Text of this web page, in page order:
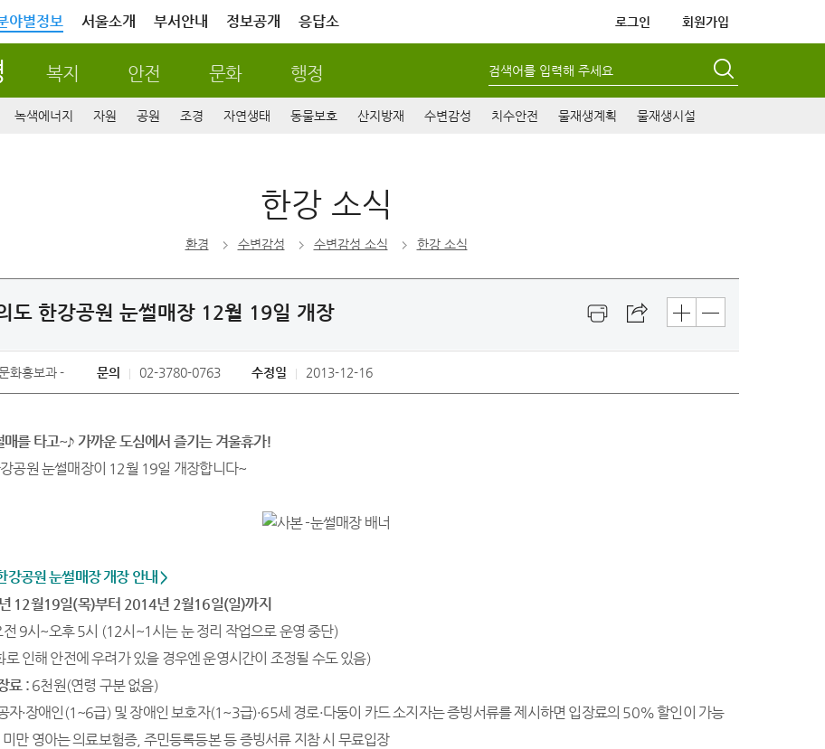
야별정보 서울소개 부서안내 정보공개 응답소 로그인 회원가입
복지 안전 문화 행정 검색어를 입력해 주세요
녹색에너지 자원 공원 조경 자연생태 동물보호 산지방재 수변감성 치수안전 물재생계획 물재생시설
한강 소식
환경 수변감성 수변감성 소식 한강 소식
도 한강공원 눈썰매장 12월 19일 개장
화홍보과 문의 02-3780-0763 수정일 2013-12-16
매를 타고~♪ 가까운 도심에서 즐기는 겨울휴가!
공원 눈썰매장이 12월 19일 개장합니다~
강공원 눈썰매장 개장 안내 >
12월19일(목)부터 2014년 2월16일(일)까지
전 9시~오후 5시 (12시~1시는 눈 정리 작업으로 운영 중단)
로 인해 안전에 우려가 있을 경우엔 운영시간이 조정될 수도 있음)
료 :6천원(연령 구분 없음)
자·장애인(1~6급) 및 장애인 보호자(1~3급)·65세 경로·다둥이 카드 소지자는 증빙서류를 제시하면 입장료의 50% 할인이 가능
만 영아는 의료보험증, 주민등록등본 등 증빙서류 지참 시 무료입장